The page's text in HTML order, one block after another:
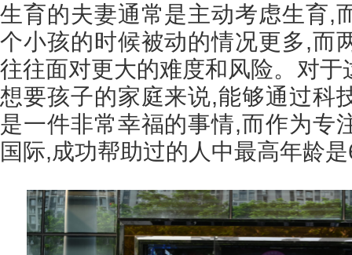
生育的夫妻通常是主动考虑生育,
个小孩的时候被动的情况更多,而
往往面对更大的难度和风险。对
想要孩子的家庭来说,能够通过科
是一件非常幸福的事情,而作为专
国际,成功帮助过的人中最高年龄